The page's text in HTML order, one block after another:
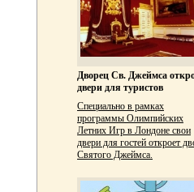
Дворец Св. Джеймса
двери для туристов
Специально в рамках
программы Олимпийских
Летних Игр в Лондоне свои
двери для гостей откроет
Святого Джеймса.